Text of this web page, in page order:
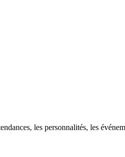
les personnalités, les